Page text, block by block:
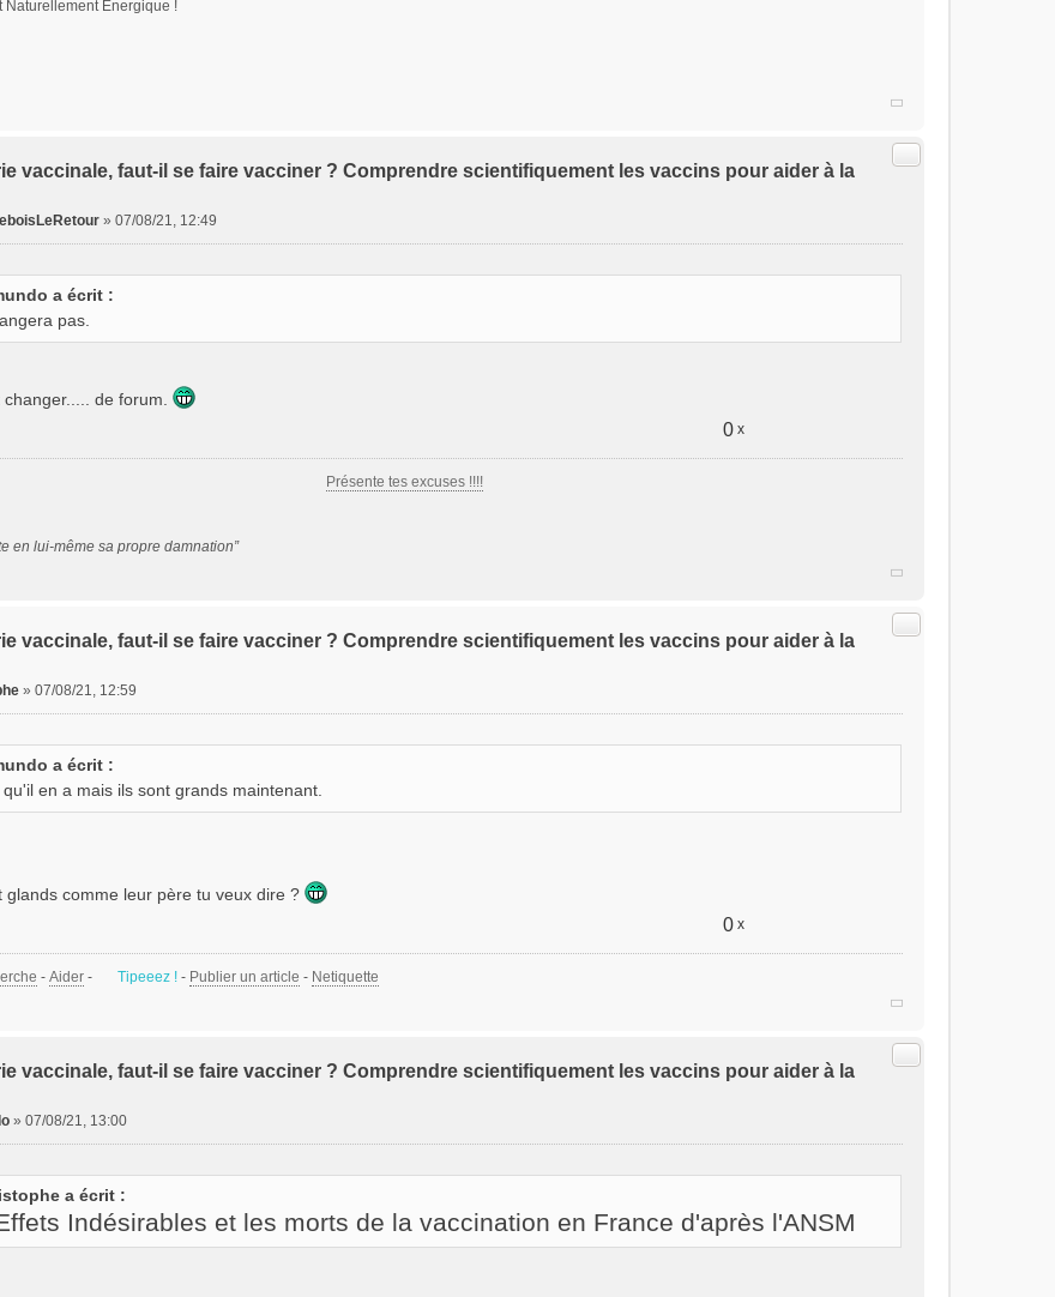
Naturellement Energique !
vaccinale, faut-il se faire vacciner ? Comprendre scientifiquement les vaccins pour aider à la
Citer
» 07/08/21, 12:49
a écrit :
pas.
de forum.
0 x
Présente tes excuses !!!!
en lui-même sa propre damnation”
vaccinale, faut-il se faire vacciner ? Comprendre scientifiquement les vaccins pour aider à la
Citer
» 07/08/21, 12:59
a écrit :
qu'il en a mais ils sont grands maintenant.
glands comme leur père tu veux dire ?
0 x
- Aider - Tipeeez ! - Publier un article - Netiquette
vaccinale, faut-il se faire vacciner ? Comprendre scientifiquement les vaccins pour aider à la
Citer
» 07/08/21, 13:00
a écrit :
Indésirables et les morts de la vaccination en France d'après l'ANSM